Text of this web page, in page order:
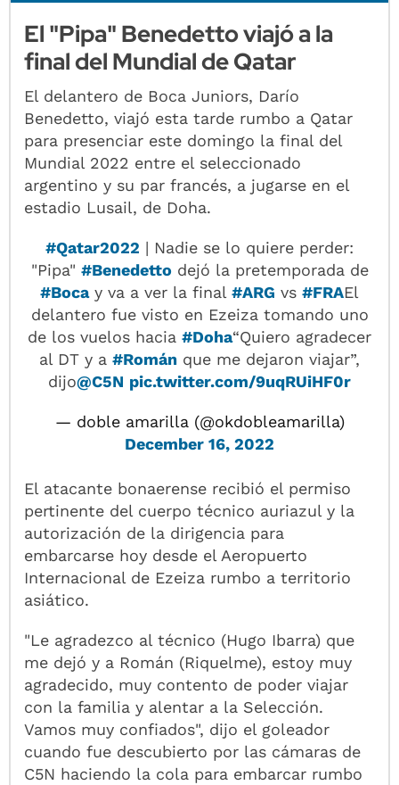
El "Pipa" Benedetto viajó a la
final del Mundial de Qatar
El delantero de Boca Juniors, Darío
Benedetto, viajó esta tarde rumbo a Qatar
para presenciar este domingo la final del
Mundial 2022 entre el seleccionado
argentino y su par francés, a jugarse en el
estadio Lusail, de Doha.
#Qatar2022 | Nadie se lo quiere perder:
"Pipa" #Benedettodejó la pretemporada de
#Bocay va a ver la final #ARG vs #FRAEl
delantero fue visto en Ezeiza tomando uno
de los vuelos hacia #Doha“Quiero agradecer
al DT y a #Román que me dejaron viajar”,
dijo@C5N pic.twitter.com/9uqRUiHF0r
— doble amarilla (@okdobleamarilla)
December 16, 2022
El atacante bonaerense recibió el permiso
pertinente del cuerpo técnico auriazul y la
autorización de la dirigencia para
embarcarse hoy desde el Aeropuerto
Internacional de Ezeiza rumbo a territorio
asiático.
"Le agradezco al técnico (Hugo Ibarra) que
me dejó y a Román (Riquelme), estoy muy
agradecido, muy contento de poder viajar
con la familia y alentar a la Selección.
Vamos muy confiados", dijo el goleador
cuando fue descubierto por las cámaras de
C5N haciendo la cola para embarcar rumbo